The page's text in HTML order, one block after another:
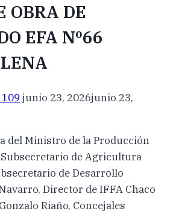
OBRA DE
EFA Nº66
junio 23, 2026junio 23,
del Ministro de la Producción
de Agricultura
de Desarrollo
Director de IFFA Chaco
Riaño, Concejales